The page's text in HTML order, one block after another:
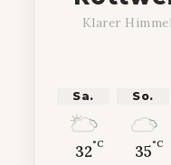
Klarer
Sa.
32°C
So.
35°C